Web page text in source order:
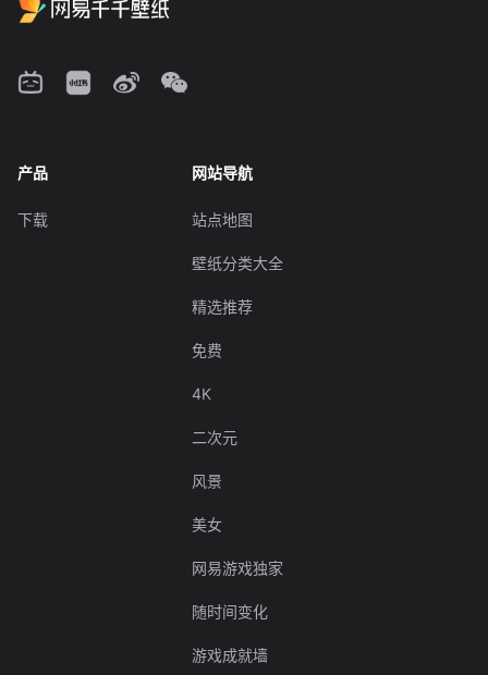
产品
下载
网站导航
站点地图
壁纸分类大全
精选推荐
免费
4K
二次元
风景
美女
网易游戏独家
随时间变化
游戏成就墙